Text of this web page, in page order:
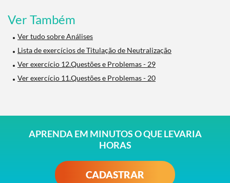
Ver Também
Ver tudo sobre Análises
Lista de exercícios de Titulação de Neutralização
Ver exercício 12.Questões e Problemas - 29
Ver exercício 11.Questões e Problemas - 20
APRENDA EM MINUTOS O QUE LEVARIA
HORAS
CADASTRAR